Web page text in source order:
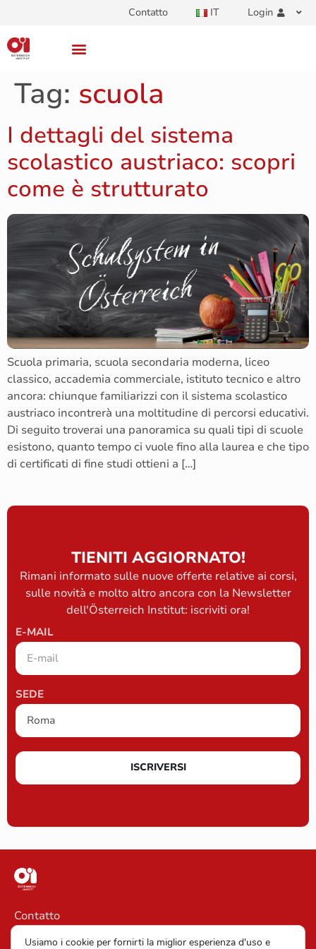
Contatto IT Login
Tag: scuola
I dettagli del sistema
scolastico austriaco: scopri
come è strutturato
Scuola primaria, scuola secondaria moderna, liceo
classico, accademia commerciale, istituto tecnico e altro
ancora: chiunque familiarizzi con il sistema scolastico
austriaco incontrerà una moltitudine di percorsi educativi.
Di seguito troverai una panoramica su quali tipi di scuole
esistono, quanto tempo ci vuole fino alla laurea e che tipo
di certificati di fine studi ottieni a […]
TIENITI AGGIORNATO!
Rimani informato sulle nuove offerte relative ai corsi,
sulle novità e molto altro ancora con la Newsletter
dell'Österreich Institut: iscriviti ora!
E-MAIL
SEDE
ISCRIVERSI
Contatto
Informazioni legali
Usiamo i cookie per fornirti la miglior esperienza d'uso e